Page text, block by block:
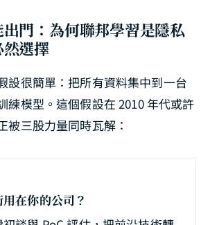
門：為何聯邦學習是隱私
選擇
設很簡單：把所有資料集中到一台
練模型。這個假設在 2010 年代或許
被三股力量同時瓦解：
在你的公司？